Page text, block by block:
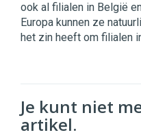
ook al filialen in België
Europa kunnen ze
het zin heeft om filialen
Je kunt niet
artikel.